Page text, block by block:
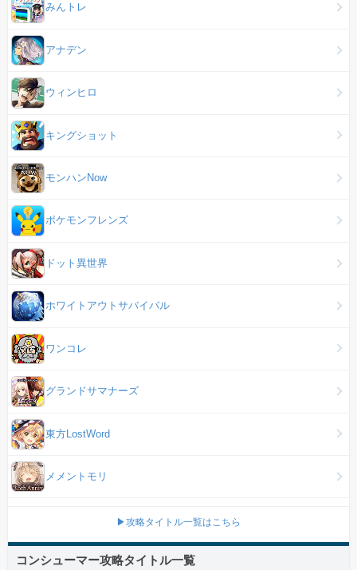
みんトレ
アナデン
ウィンヒロ
キングショット
モンハンNow
ポケモンフレンズ
ドット異世界
ホワイトアウトサバイバル
ワンコレ
グランドサマナーズ
東方LostWord
メメントモリ
▶攻略タイトル一覧はこちら
コンシューマー攻略タイトル一覧